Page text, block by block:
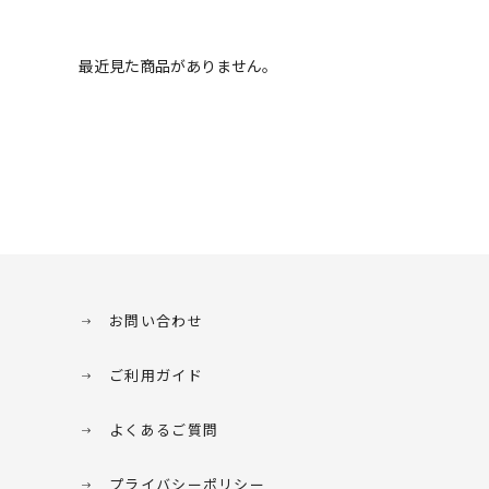
最近見た商品がありません。
お問い合わせ
ご利用ガイド
よくあるご質問
プライバシーポリシー